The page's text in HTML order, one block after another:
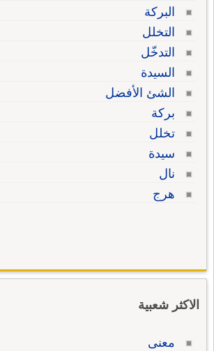
البركة
التخلل
التدخّل
السيدة
الشئ الأفضل
بركة
تخلل
سيدة
نال
هرج
الاكثر شعبية
معنى